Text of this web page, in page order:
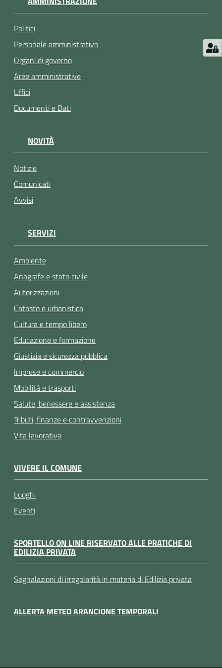
Politici
Personale amministrativo
Organi di governo
Aree amministrative
Uffici
Documenti e Dati
NOVITÀ
Notizie
Comunicati
Avvisi
SERVIZI
Ambiente
Anagrafe e stato civile
Autorizzazioni
Catasto e urbanistica
Cultura e tempo libero
Educazione e formazione
Giustizia e sicurezza pubblica
Imprese e commercio
Mobilità e trasporti
Salute, benessere e assistenza
Tributi, finanze e contravvenzioni
Vita lavorativa
VIVERE IL COMUNE
Luoghi
Eventi
SPORTELLO ON LINE RISERVATO ALLE PRATICHE DI
EDILIZIA PRIVATA
Segnalazioni di irregolarità in materia di Edilizia privata
ALLERTA METEO ARANCIONE TEMPORALI